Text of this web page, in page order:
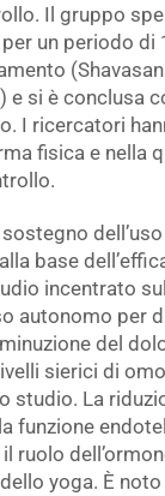
Il gruppo
un periodo di
e si è conclusa
I ricercatori
fisica e nella
base
incentrato
autonomo per
del
sierici di
studio. La
funzione
ruolo
yoga. È noto